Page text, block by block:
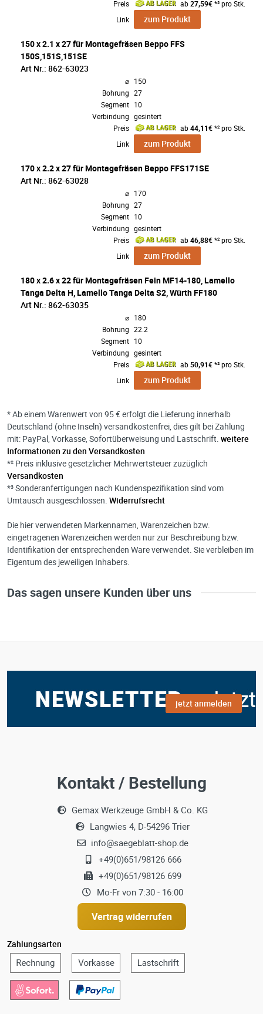
Preis ab27,59€*² pro Stk.
Link
zum Produkt
150 x 2.1 x 27 für Montagefräsen Beppo FFS
150S,151S,151SE
Art Nr.: 862-63023
⌀ 150
Bohrung 27
Segment 10
Verbindung gesintert
Preis
ab44,11€*² pro Stk.
Link
zum Produkt
170 x 2.2 x 27 für Montagefräsen Beppo FFS171SE
Art Nr.: 862-63028
⌀ 170
Bohrung 27
Segment 10
Verbindung gesintert
Preis
ab46,88€*² pro Stk.
Link
zum Produkt
180 x 2.6 x 22 für Montagefräsen Fein MF14-180, Lamello
Tanga Delta H, Lamello Tanga Delta S2, Würth FF180
Art Nr.: 862-63035
⌀ 180
Bohrung 22.2
Segment 10
Verbindung gesintert
Preis
ab50,91€*² pro Stk.
Link
zum Produkt
* Ab einem Warenwert von 95 € erfolgt die Lieferung innerhalb
Deutschland (ohne Inseln) versandkostenfrei, dies gilt bei Zahlung
mit: PayPal, Vorkasse, Sofortüberweisung und Lastschrift. weitere
Informationen zu den Versandkosten
*² Preis inklusive gesetzlicher Mehrwertsteuer zuzüglich
Versandkosten
*³ Sonderanfertigungen nach Kundenspezifikation sind vom
Umtausch ausgeschlossen. Widerrufsrecht
Die hier verwendeten Markennamen, Warenzeichen bzw.
eingetragenen Warenzeichen werden nur zur Beschreibung bzw.
Identifikation der entsprechenden Ware verwendet. Sie verbleiben im
Eigentum des jeweiligen Inhabers.
Das sagen unsere Kunden über uns
jetzt anmelden
Kontakt / Bestellung
Gemax Werkzeuge GmbH & Co. KG
Langwies 4, D-54296 Trier
info@saegeblatt-shop.de
+49(0)651/98126 666
+49(0)651/98126 699
Mo-Fr von 7:30 - 16:00
Vertrag widerrufen
Zahlungsarten